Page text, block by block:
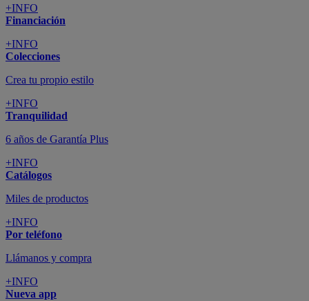
+INFO
Financiación
+INFO
Colecciones
Crea tu propio estilo
+INFO
Tranquilidad
6 años de Garantía Plus
+INFO
Catálogos
Miles de productos
+INFO
Por teléfono
Llámanos y compra
+INFO
Nueva app